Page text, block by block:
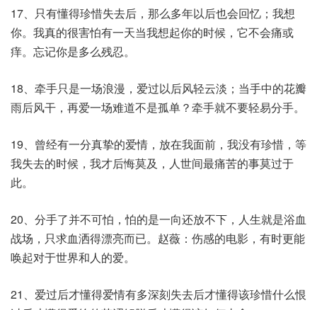
17、只有懂得珍惜失去后，那么多年以后也会回忆；我想
你。我真的很害怕有一天当我想起你的时候，它不会痛或
痒。忘记你是多么残忍。
18、牵手只是一场浪漫，爱过以后风轻云淡；当手中的花瓣
雨后风干，再爱一场难道不是孤单？牵手就不要轻易分手。
19、曾经有一分真挚的爱情，放在我面前，我没有珍惜，等
我失去的时候，我才后悔莫及，人世间最痛苦的事莫过于
此。
20、分手了并不可怕，怕的是一向还放不下，人生就是浴血
战场，只求血洒得漂亮而已。赵薇：伤感的电影，有时更能
唤起对于世界和人的爱。
21、爱过后才懂得爱情有多深刻失去后才懂得该珍惜什么恨